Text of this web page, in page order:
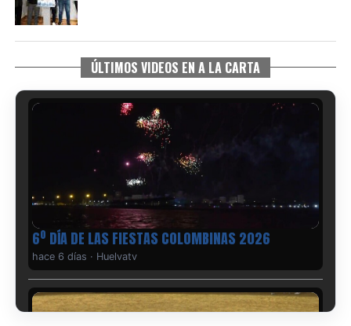
ÚLTIMOS VIDEOS EN A LA CARTA
6º DÍA DE LAS FIESTAS COLOMBINAS 2026
hace 6 días · Huelvatv